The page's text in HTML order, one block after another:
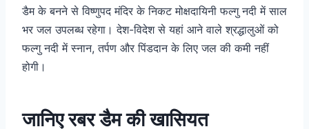
डैम के बनने से विष्णुपद मंदिर के निकट मोक्षदायिनी फल्गु नदी में साल
भर जल उपलब्ध रहेगा। देश-विदेश से यहां आने वाले श्रद्धालुओं को
फल्गु नदी में स्नान, तर्पण और पिंडदान के लिए जल की कमी नहीं
होगी।
जानिए रबर डैम की खासियत